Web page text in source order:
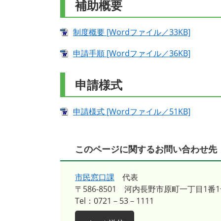
補助概要
制度概要 [Wordファイル／33KB]
申請手順 [Wordファイル／36KB]
申請様式
申請様式 [Wordファイル／51KB]
このページに関するお問い合わせ先
市民窓口課
代表
〒586-8501
河内長野市原町一丁目1番
Tel：0721－53－1111